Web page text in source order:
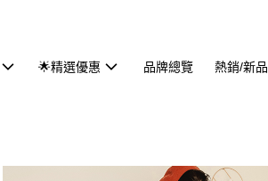
🌟精選優惠 品牌總覽 熱銷/新品